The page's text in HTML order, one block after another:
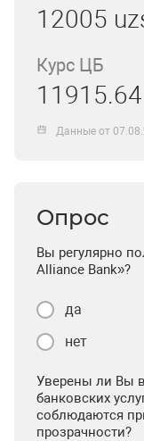
12005
Курс ЦБ
Данные от
Опрос
Вы регулярно
Alliance Bank»?
да
нет
Уверены ли Вы
банковских
соблюдаются
прозрачности?